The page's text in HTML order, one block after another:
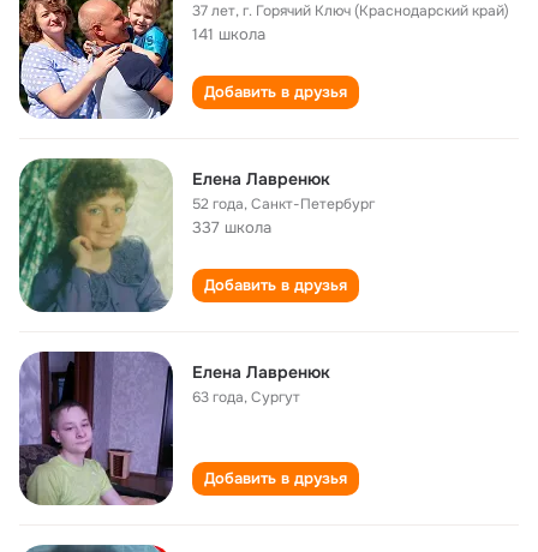
37 лет,г. Горячий Ключ (Краснодарский край)
141 школа
Добавить в друзья
Елена Лавренюк
52 года,Санкт-Петербург
337 школа
Добавить в друзья
Елена Лавренюк
63 года,Сургут
Добавить в друзья